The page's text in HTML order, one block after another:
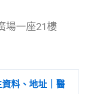
場一座21樓
料、地址｜醫